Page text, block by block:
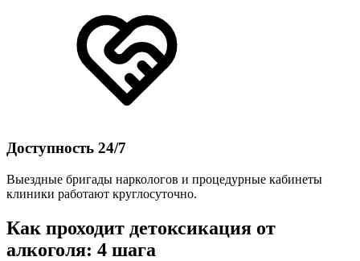
Доступность 24/7
Выездные бригады наркологов и процедурные кабинеты
клиники работают круглосуточно.
Как проходит детоксикация от
алкоголя: 4 шага